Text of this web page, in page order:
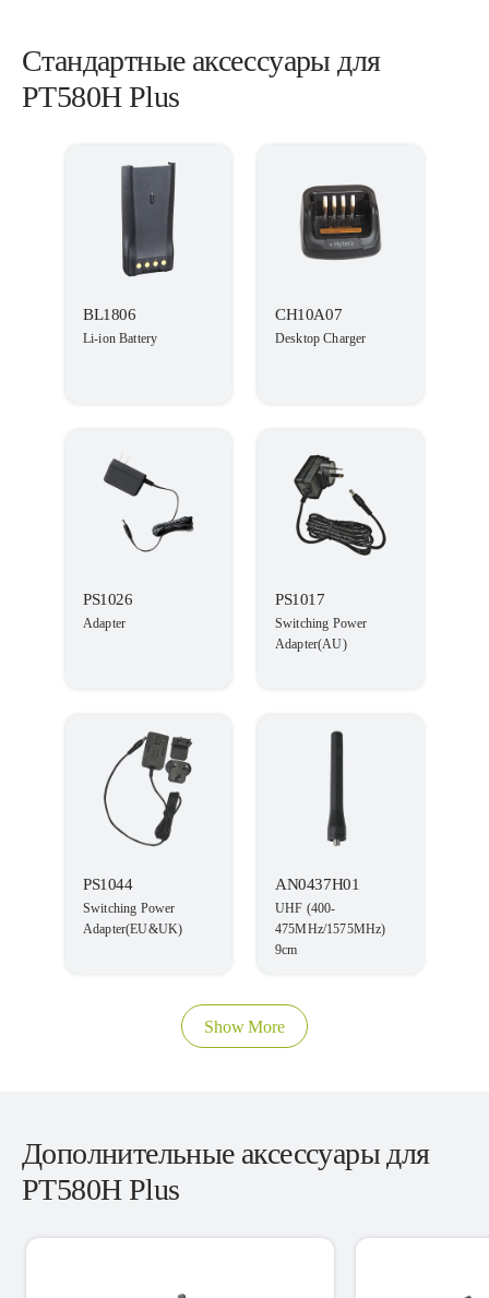
Стандартные аксессуары для
PT580H Plus
BL1806
Li-ion Battery
CH10A07
Desktop Charger
PS1026
Adapter
PS1017
Switching Power
Adapter(AU)
PS1044
Switching Power
Adapter(EU&UK)
AN0437H01
UHF (400-
475MHz/1575MHz)
9cm
Show More
Дополнительные аксессуары для
PT580H Plus